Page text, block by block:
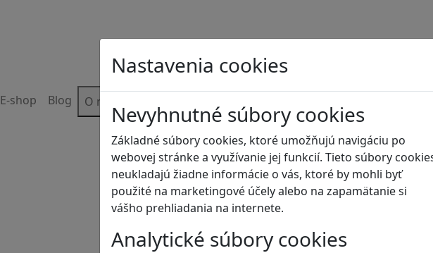
E-shop Blog O nás
Nastavenia cookies
Nevyhnutné súbory cookies
Základné súbory cookies, ktoré umožňujú navigáciu po
webovej stránke a využívanie jej funkcií. Tieto súbory
neukladajú žiadne informácie o vás, ktoré by mohli byť
použité na marketingové účely alebo na zapamätanie si
vášho prehliadania na internete.
Analytické súbory cookies
Blog